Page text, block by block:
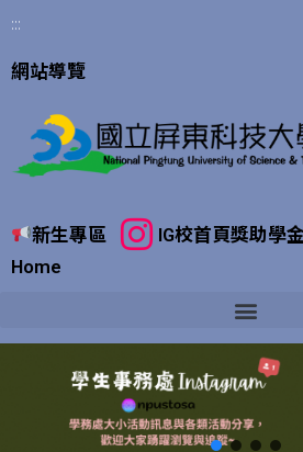
:::
網站導覽
新生專區 IG校首頁獎助學
Home